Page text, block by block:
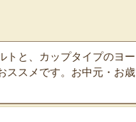
トと、カップタイプのヨー
ススメです。お中元・お歳